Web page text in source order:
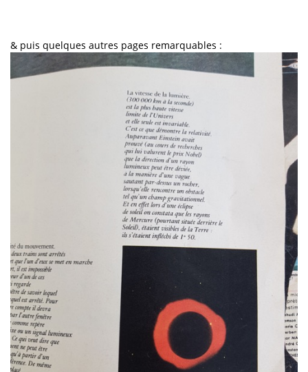
& puis quelques autres pages remarquables :